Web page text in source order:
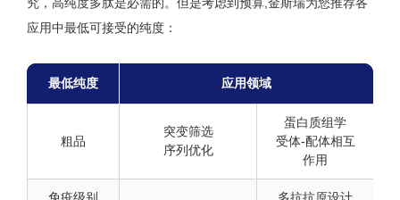
应用中最低可接受的纯度：
最低纯度 应用领域
粗品
突变筛选
序列优化
蛋白质组学
受体-配体相互
作用